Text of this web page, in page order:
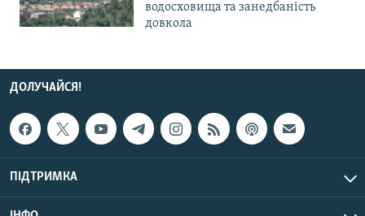
водосховища та занедбаність
довкола
ДОЛУЧАЙСЯ!
ПІДТРИМКА